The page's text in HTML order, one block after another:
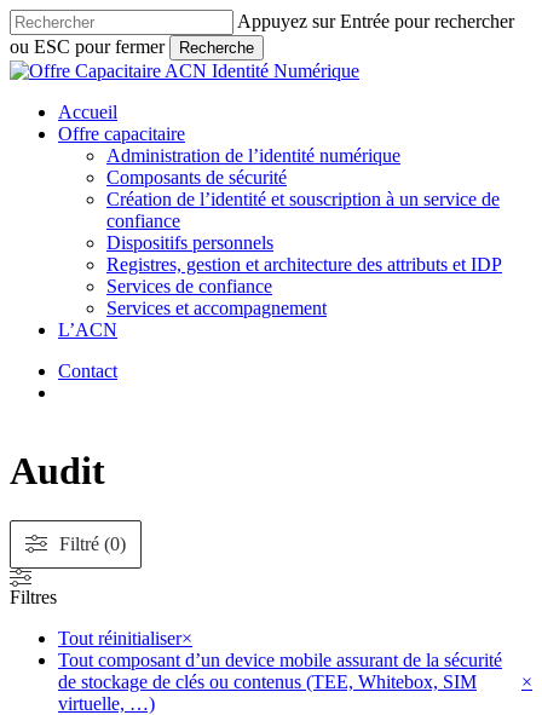
Skip
to
main
content
Appuyez sur Entrée pour rechercher
ou ESC pour fermer
Recherche
Close
search
Menu
Accueil
Offre capacitaire
Administration de l’identité numérique
Composants de sécurité
Création de l’identité et souscription à un service de
confiance
Dispositifs personnels
Registres, gestion et architecture des attributs et IDP
Services de confiance
Services et accompagnement
L’ACN
Contact
Audit
Filtré (0)
Filtres
Tout réinitialiser×
Tout composant d’un device mobile assurant de la sécurité
de stockage de clés ou contenus (TEE, Whitebox, SIM
virtuelle, …)
×